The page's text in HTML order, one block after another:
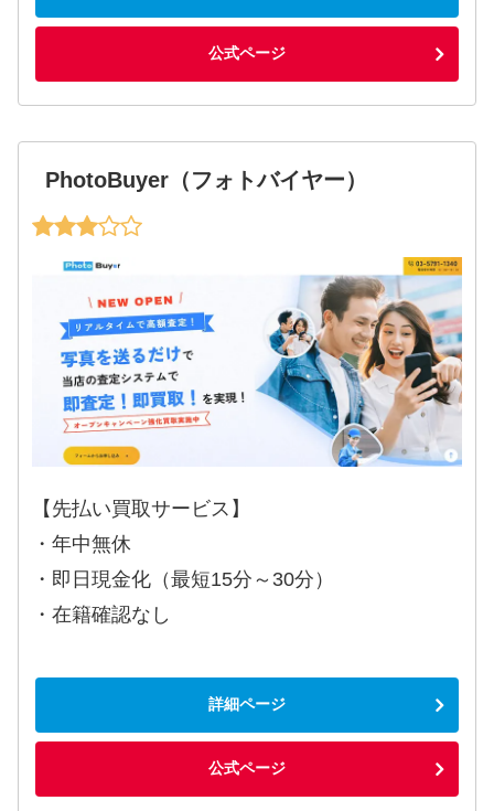
公式ページ
PhotoBuyer（フォトバイヤー）
【先払い買取サービス】
・年中無休
・即日現金化（最短15分～30分）
・在籍確認なし
詳細ページ
公式ページ